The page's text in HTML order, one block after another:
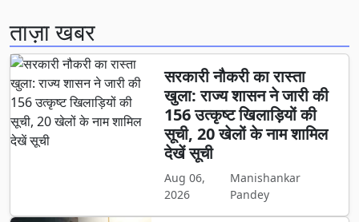
ताज़ा खबर
सरकारी नौकरी का रास्ता
खुला: राज्य शासन ने जारी की
156 उत्कृष्ट खिलाड़ियों की
सूची, 20 खेलों के नाम शामिल
देखें सूची
Aug 06,
2026
Manishankar
Pandey